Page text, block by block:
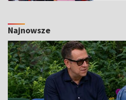
Najnowsze